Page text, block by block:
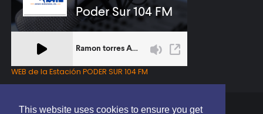
This website uses cookies to ensure you get
WEB de la Estación PODER SUR 104 FM